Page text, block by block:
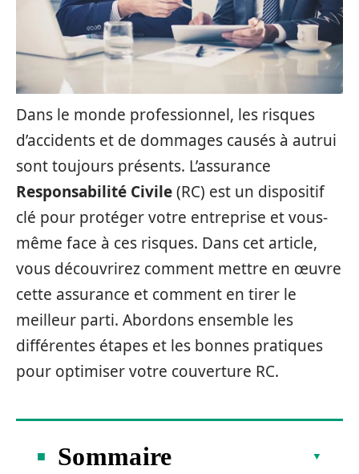
Dans le monde professionnel, les risques
d’accidents et de dommages causés à autrui
sont toujours présents. L’assurance
Responsabilité Civile(RC) est un dispositif
clé pour protéger votre entreprise et vous-
même face à ces risques. Dans cet article,
vous découvrirez comment mettre en œuvre
cette assurance et comment en tirer le
meilleur parti. Abordons ensemble les
différentes étapes et les bonnes pratiques
pour optimiser votre couverture RC.
Sommaire